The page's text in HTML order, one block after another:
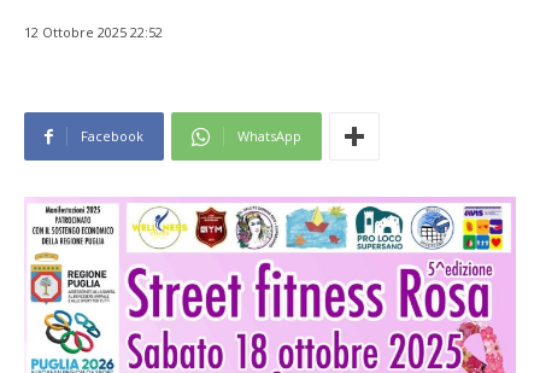
12 Ottobre 2025 22:52
Facebook WhatsApp